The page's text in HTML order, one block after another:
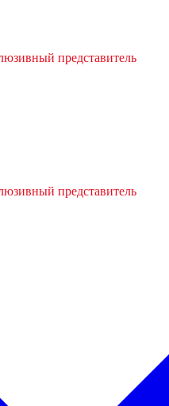
представитель
представитель